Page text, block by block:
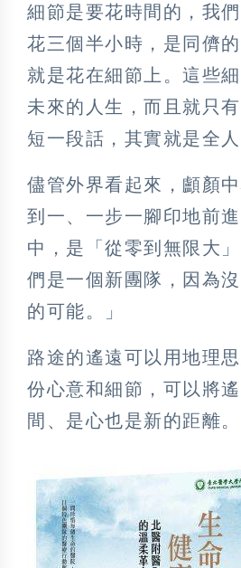
細節是要花時間的，我
花三個半小時，是同儕
就是花在細節上。這些
未來的人生，而且就只
短一段話，其實就是全人
儘管外界看起來，顱顏
到一、一步一腳印地前
中，是「從零到無限大
們是一個新團隊，因為
的可能。」
路途的遙遠可以用地理
份心意和細節，可以將
間、是心也是新的距離。